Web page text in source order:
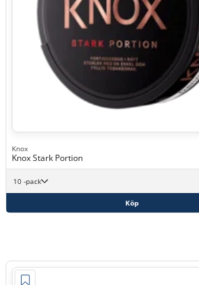
Knox
Knox Stark Portion
10 -pack
Köp